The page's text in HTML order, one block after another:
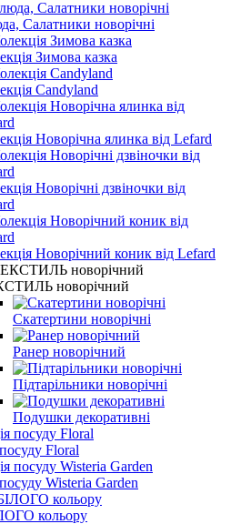
Салатники новорічні
Зимова казка
Candyland
Новорічна ялинка від Lefard
Новорічні дзвіночки від
Новорічний коник від Lefard
новорічний
Скатертини новорічні
Ранер новорічний
Підтарільники новорічні
Подушки декоративні
Floral
Wisteria Garden
кольору